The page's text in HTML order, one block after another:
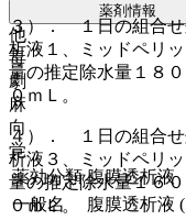
３）． １日の組合せ
析液１、ミッドペリ
量の推定除水量１８
０ｍＬ。
４）． １日の組合せ
析液３、ミッドペリ
量の推定除水量１６
０ｍＬ。
薬剤情報
他
毒
劇
麻
向
覚
薬効分類 腹膜透析液
一般名
腹膜透析液